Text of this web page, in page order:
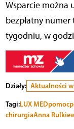
Wsparcie można
bezpłatny numer
tygodniu, w
Działy: Aktualności
Tagi:LUX MEDpomoc
chirurgiaAnna